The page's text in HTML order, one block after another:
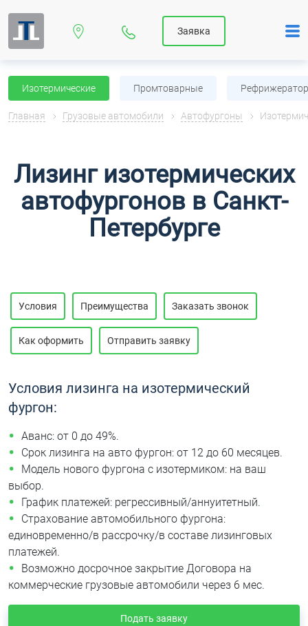
Заявка
Изотермические Промтоварные
Главная Грузовые автомобили Автофургоны
Лизинг изотермических
автофургонов в Санкт-
Петербурге
Условия Преимущества Заказать звонок
Как оформить Отправить заявку
Условия лизинга на изотермический
фургон:
Аванс: от 0 до 49%.
Срок лизинга на авто фургон: от 12 до 60 месяцев.
Модель нового фургона с изотермиком: на ваш
выбор.
График платежей: регрессивный/аннуитетный.
Страхование автомобильного фургона:
единовременно/в рассрочку/в составе лизинговых
платежей.
Возможно досрочное закрытие Договора на
коммерческие грузовые автомобили через 6 мес.
Подать заявку